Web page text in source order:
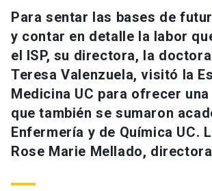
Para sentar las bases de
y contar en detalle la labor
el ISP, su directora, la
Teresa Valenzuela, visitó la
Medicina UC para ofrecer
que también se sumaron
Enfermería y de Química UC.
Rose Marie Mellado,